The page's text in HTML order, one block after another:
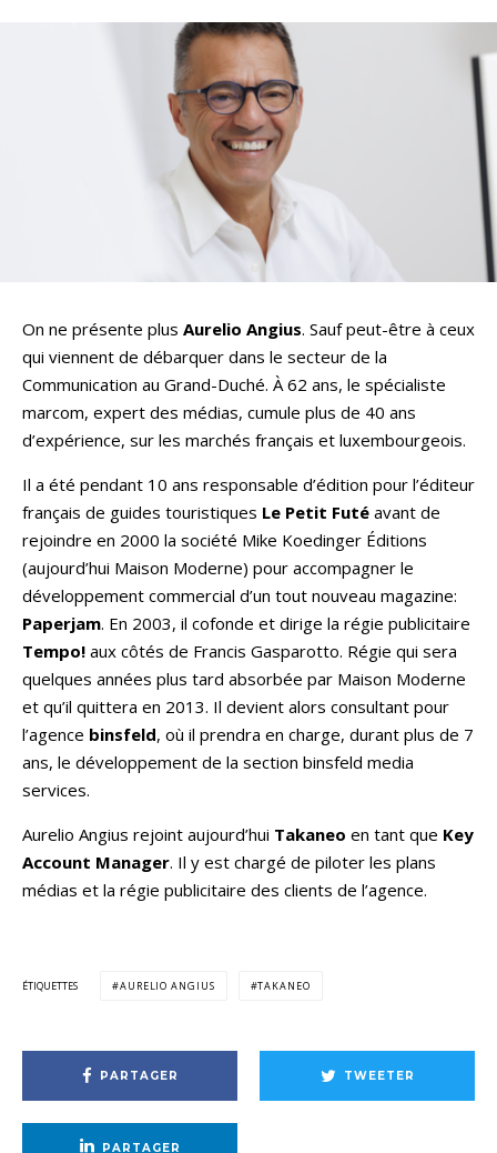
On ne présente plus Aurelio Angius. Sauf peut-être à ceux
qui viennent de débarquer dans le secteur de la
Communication au Grand-Duché. À 62 ans, le spécialiste
marcom, expert des médias, cumule plus de 40 ans
d’expérience, sur les marchés français et luxembourgeois.
Il a été pendant 10 ans responsable d’édition pour l’éditeur
français de guides touristiques Le Petit Futé avant de
rejoindre en 2000 la société Mike Koedinger Éditions
(aujourd’hui Maison Moderne) pour accompagner le
développement commercial d’un tout nouveau magazine:
Paperjam. En 2003, il cofonde et dirige la régie publicitaire
Tempo! aux côtés de Francis Gasparotto. Régie qui sera
quelques années plus tard absorbée par Maison Moderne
et qu’il quittera en 2013. Il devient alors consultant pour
l’agence binsfeld, où il prendra en charge, durant plus de 7
ans, le développement de la section binsfeld media
services.
Aurelio Angius rejoint aujourd’hui Takaneo en tant que Key
Account Manager. Il y est chargé de piloter les plans
médias et la régie publicitaire des clients de l’agence.
ÉTIQUETTES AURELIO ANGIUS TAKANEO
PARTAGER TWEETER
PARTAGER